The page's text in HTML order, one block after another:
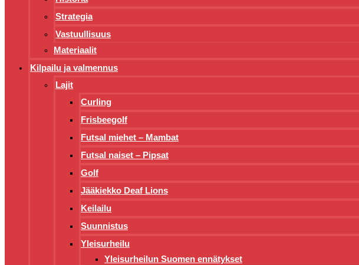
Strategia
Vastuullisuus
Materiaalit
Kilpailu ja valmennus
Lajit
Curling
Frisbeegolf
Futsal miehet – Mambat
Futsal naiset – Pipsat
Golf
Jääkiekko Deaf Lions
Keilailu
Suunnistus
Yleisurheilu
Yleisurheilun Suomen ennätykset